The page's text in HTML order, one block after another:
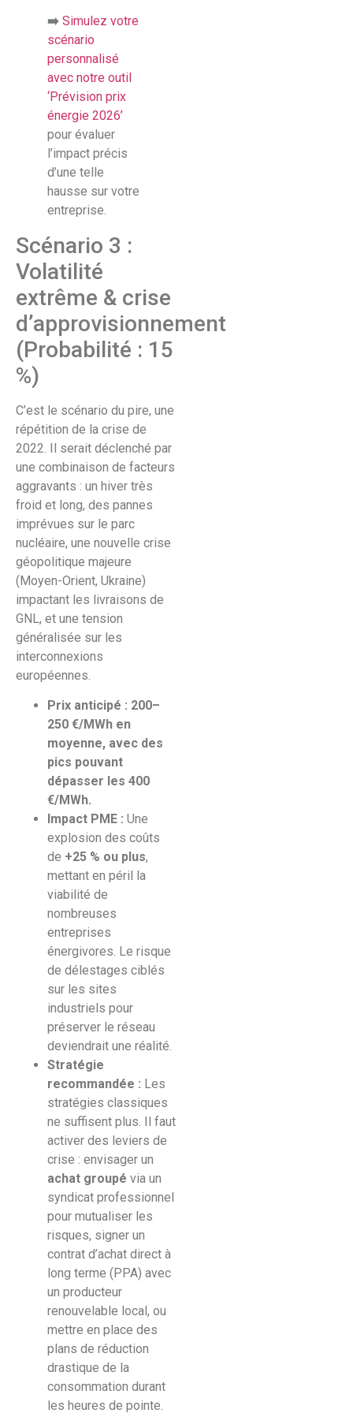
➡️ Simulez votre
scénario
personnalisé
avec notre outil
‘Prévision prix
énergie 2026’
pour évaluer
l’impact précis
d’une telle
hausse sur votre
entreprise.
Scénario 3 :
Volatilité
extrême & crise
d’approvisionnement
(Probabilité : 15
%)
C’est le scénario du pire, une
répétition de la crise de
2022. Il serait déclenché par
une combinaison de facteurs
aggravants : un hiver très
froid et long, des pannes
imprévues sur le parc
nucléaire, une nouvelle crise
géopolitique majeure
(Moyen-Orient, Ukraine)
impactant les livraisons de
GNL, et une tension
généralisée sur les
interconnexions
européennes.
Prix anticipé : 200–
250 €/MWh en
moyenne, avec des
pics pouvant
dépasser les 400
€/MWh.
Impact PME : Une
explosion des coûts
de +25 % ou plus,
mettant en péril la
viabilité de
nombreuses
entreprises
énergivores. Le risque
de délestages ciblés
sur les sites
industriels pour
préserver le réseau
deviendrait une réalité.
Stratégie
recommandée : Les
stratégies classiques
ne suffisent plus. Il faut
activer des leviers de
crise : envisager un
achat groupé via un
syndicat professionnel
pour mutualiser les
risques, signer un
contrat d’achat direct à
long terme (PPA) avec
un producteur
renouvelable local, ou
mettre en place des
plans de réduction
drastique de la
consommation durant
les heures de pointe.